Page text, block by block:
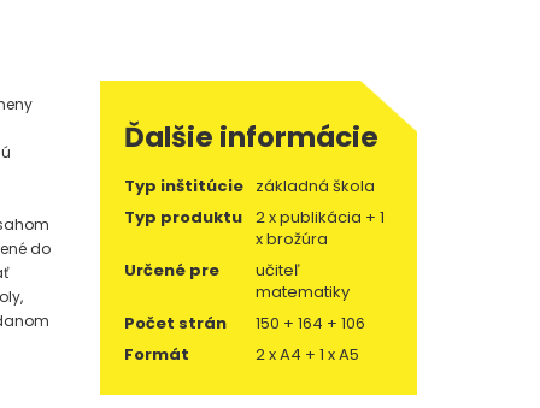
do
Ďalšie informácie
Typ inštitúcie základná škola
Typ produktu
2 x publikácia + 1
x brožúra
Určené pre
učiteľ
matematiky
Počet strán
150 + 164 + 106
Formát
2 x A4 + 1 x A5